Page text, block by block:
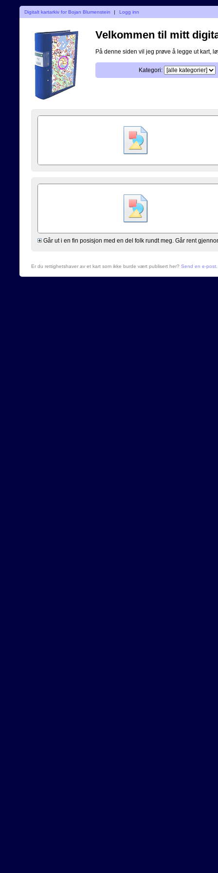
Digitalt kartarkiv for Bojan Blumenstein | Logg inn
Velkommen til mitt
På denne siden vil jeg prøve å legge ut kart,
Kategori:
Går ut i en fin posisjon med en del folk rundt meg. Går rent
Er du rettighetshaver av et kart som ikke burde vært publisert her? Send en e-post